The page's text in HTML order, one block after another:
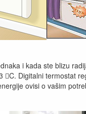
i kada ste blizu
Digitalni termostat
ovisi o vašim